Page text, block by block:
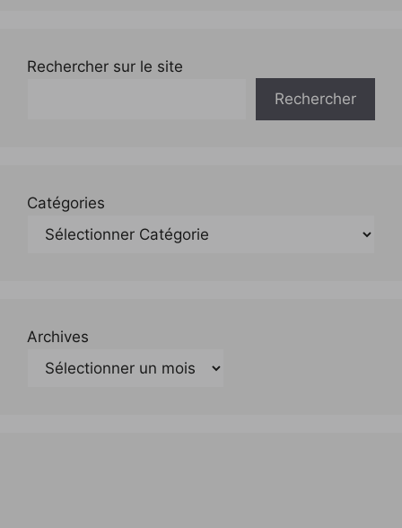
Rechercher sur le site
Rechercher
Catégories
Archives